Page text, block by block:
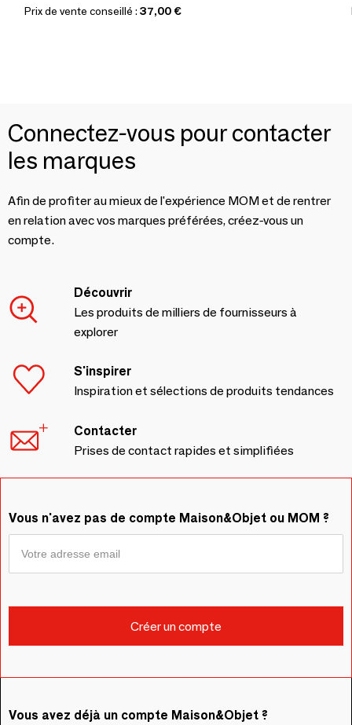
Prix de vente conseillé : 37,00 €
Connectez-vous pour contacter
les marques
Afin de profiter au mieux de l'expérience MOM et de rentrer
en relation avec vos marques préférées, créez-vous un
compte.
Découvrir
Les produits de milliers de fournisseurs à
explorer
S'inspirer
Inspiration et sélections de produits tendances
Contacter
Prises de contact rapides et simplifiées
Vous n'avez pas de compte Maison&Objet ou MOM ?
Vous avez déjà un compte Maison&Objet ?